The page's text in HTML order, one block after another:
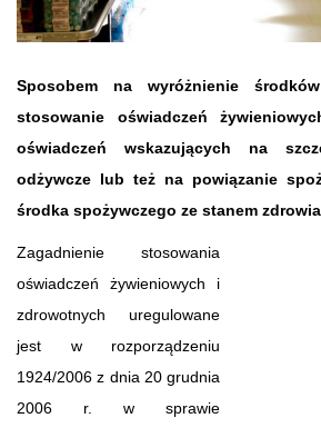
Sposobem na wyróżnienie
stosowanie oświadczeń
oświadczeń wskazujących na
odżywcze lub też na powiązanie
środka spożywczego ze stanem
Zagadnienie stosowania
oświadczeń żywieniowych i
zdrowotnych uregulowane
jest w rozporządzeniu
1924/2006 z dnia 20 grudnia
2006 r. w sprawie